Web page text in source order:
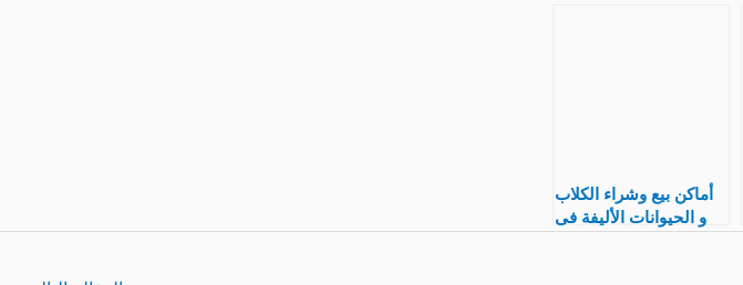
أماكن بيع وشراء الكلاب
و الحيوانات الأليفة فى